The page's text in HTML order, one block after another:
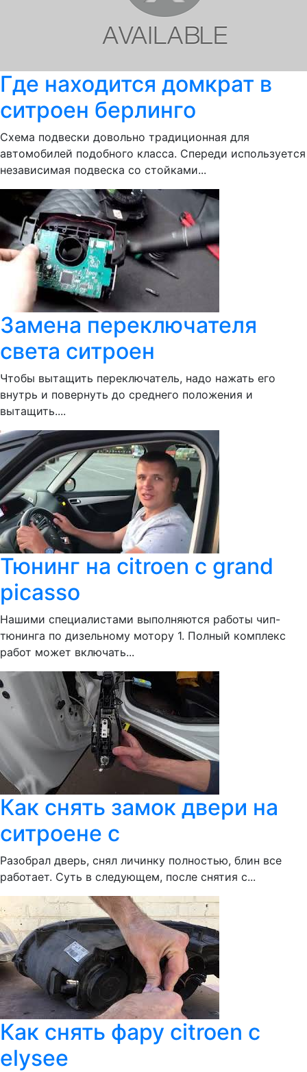
Где находится домкрат в
ситроен берлинго
Схема подвески довольно традиционная для
автомобилей подобного класса. Спереди используется
независимая подвеска со стойками...
Замена переключателя
света ситроен
Чтобы вытащить переключатель, надо нажать его
внутрь и повернуть до среднего положения и
вытащить....
Тюнинг на citroen c grand
picasso
Нашими специалистами выполняются работы чип-
тюнинга по дизельному мотору 1. Полный комплекс
работ может включать...
Как снять замок двери на
ситроене с
Разобрал дверь, снял личинку полностью, блин все
работает. Суть в следующем, после снятия с...
Как снять фару citroen c
elysee